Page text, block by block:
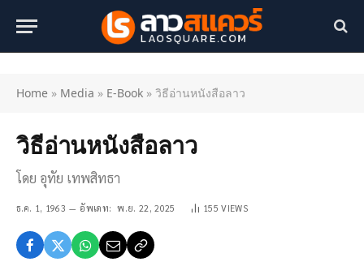
Home » Media » E-Book » วิธีอ่านหนังสือลาว
วิธีอ่านหนังสือลาว
โดย อุทัย เทพสิทธา
ธ.ค. 1, 1963 อัพเดท: พ.ย. 22, 2025 155VIEWS